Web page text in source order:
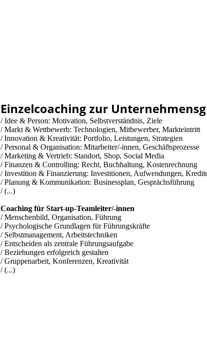
Einzelcoaching zur
/ Idee & Person: Motivation, Selbstverständnis, Ziele
/ Markt & Wettbewerb: Technologien, Mitbewerber, Markteintritt
/ Innovation & Kreativität: Portfolio, Leistungen, Strategien
/ Personal & Organisation: Mitarbeiter/-innen, Geschäftsprozesse
/ Marketing & Vertrieb: Standort, Shop, Social Media
/ Finanzen & Controlling: Recht, Buchhaltung, Kostenrechnung
/ Investition & Finanzierung: Investitionen, Aufwendungen,
/ Planung & Kommunikation: Businessplan, Gesprächsführung
/ (...)
Coaching für Start-up-Teamleiter/-innen
/ Menschenbild, Organisation, Führung
/ Psychologische Grundlagen für Führungskräfte
/ Selbstmanagement, Arbeitstechniken
/ Entscheiden als zentrale Führungsaufgabe
/ Beziehungen erfolgreich gestalten
/ Gruppenarbeit, Konferenzen, Kreativität
/ (...)